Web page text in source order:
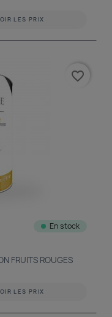
LES PRIX
En stock
FRUITS ROUGES
LES PRIX
favorite_border